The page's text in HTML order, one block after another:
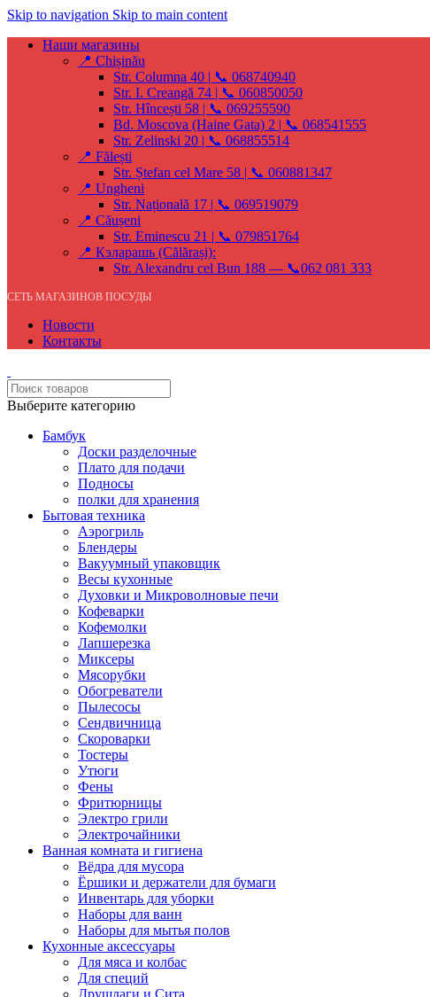
Skip to navigation Skip to main content
Наши магазины
📍 Chișinău
Str. Columna 40 | 📞 068740940
Str. I. Creangă 74 | 📞 060850050
Str. Hîncești 58 | 📞 069255590
Bd. Moscova (Haine Gata) 2 | 📞 068541555
Str. Zelinski 20 | 📞 068855514
📍 Fălești
Str. Ștefan cel Mare 58 | 📞 060881347
📍 Ungheni
Str. Națională 17 | 📞 069519079
📍 Căușeni
Str. Eminescu 21 | 📞 079851764
📍 Кэларашь (Călărași):
Str. Alexandru cel Bun 188 — 📞062 081 333
СЕТЬ МАГАЗИНОВ ПОСУДЫ
Новости
Контакты
Выберите категорию
Бамбук
Доски разделочные
Плато для подачи
Подносы
полки для хранения
Бытовая техника
Аэрогриль
Блендеры
Вакуумный упаковщик
Весы кухонные
Духовки и Микроволновые печи
Кофеварки
Кофемолки
Лапшерезка
Миксеры
Мясорубки
Обогреватели
Пылесосы
Сендвичница
Скороварки
Тостеры
Утюги
Фены
Фритюрницы
Электро грили
Электрочайники
Ванная комната и гигиена
Вёдра для мусора
Ёршики и держатели для бумаги
Инвентарь для уборки
Наборы для ванн
Наборы для мытья полов
Кухонные аксессуары
Для мяса и колбас
Для специй
Друшлаги и Сита